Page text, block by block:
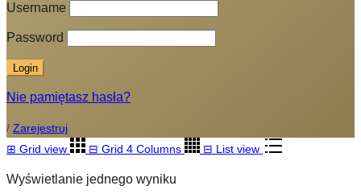
Username
Password
Nie pamiętasz hasła?
/ Zarejestruj
⊞ Grid view ⊟ Grid 4 Columns ⊟ List view
Wyświetlanie jednego wyniku